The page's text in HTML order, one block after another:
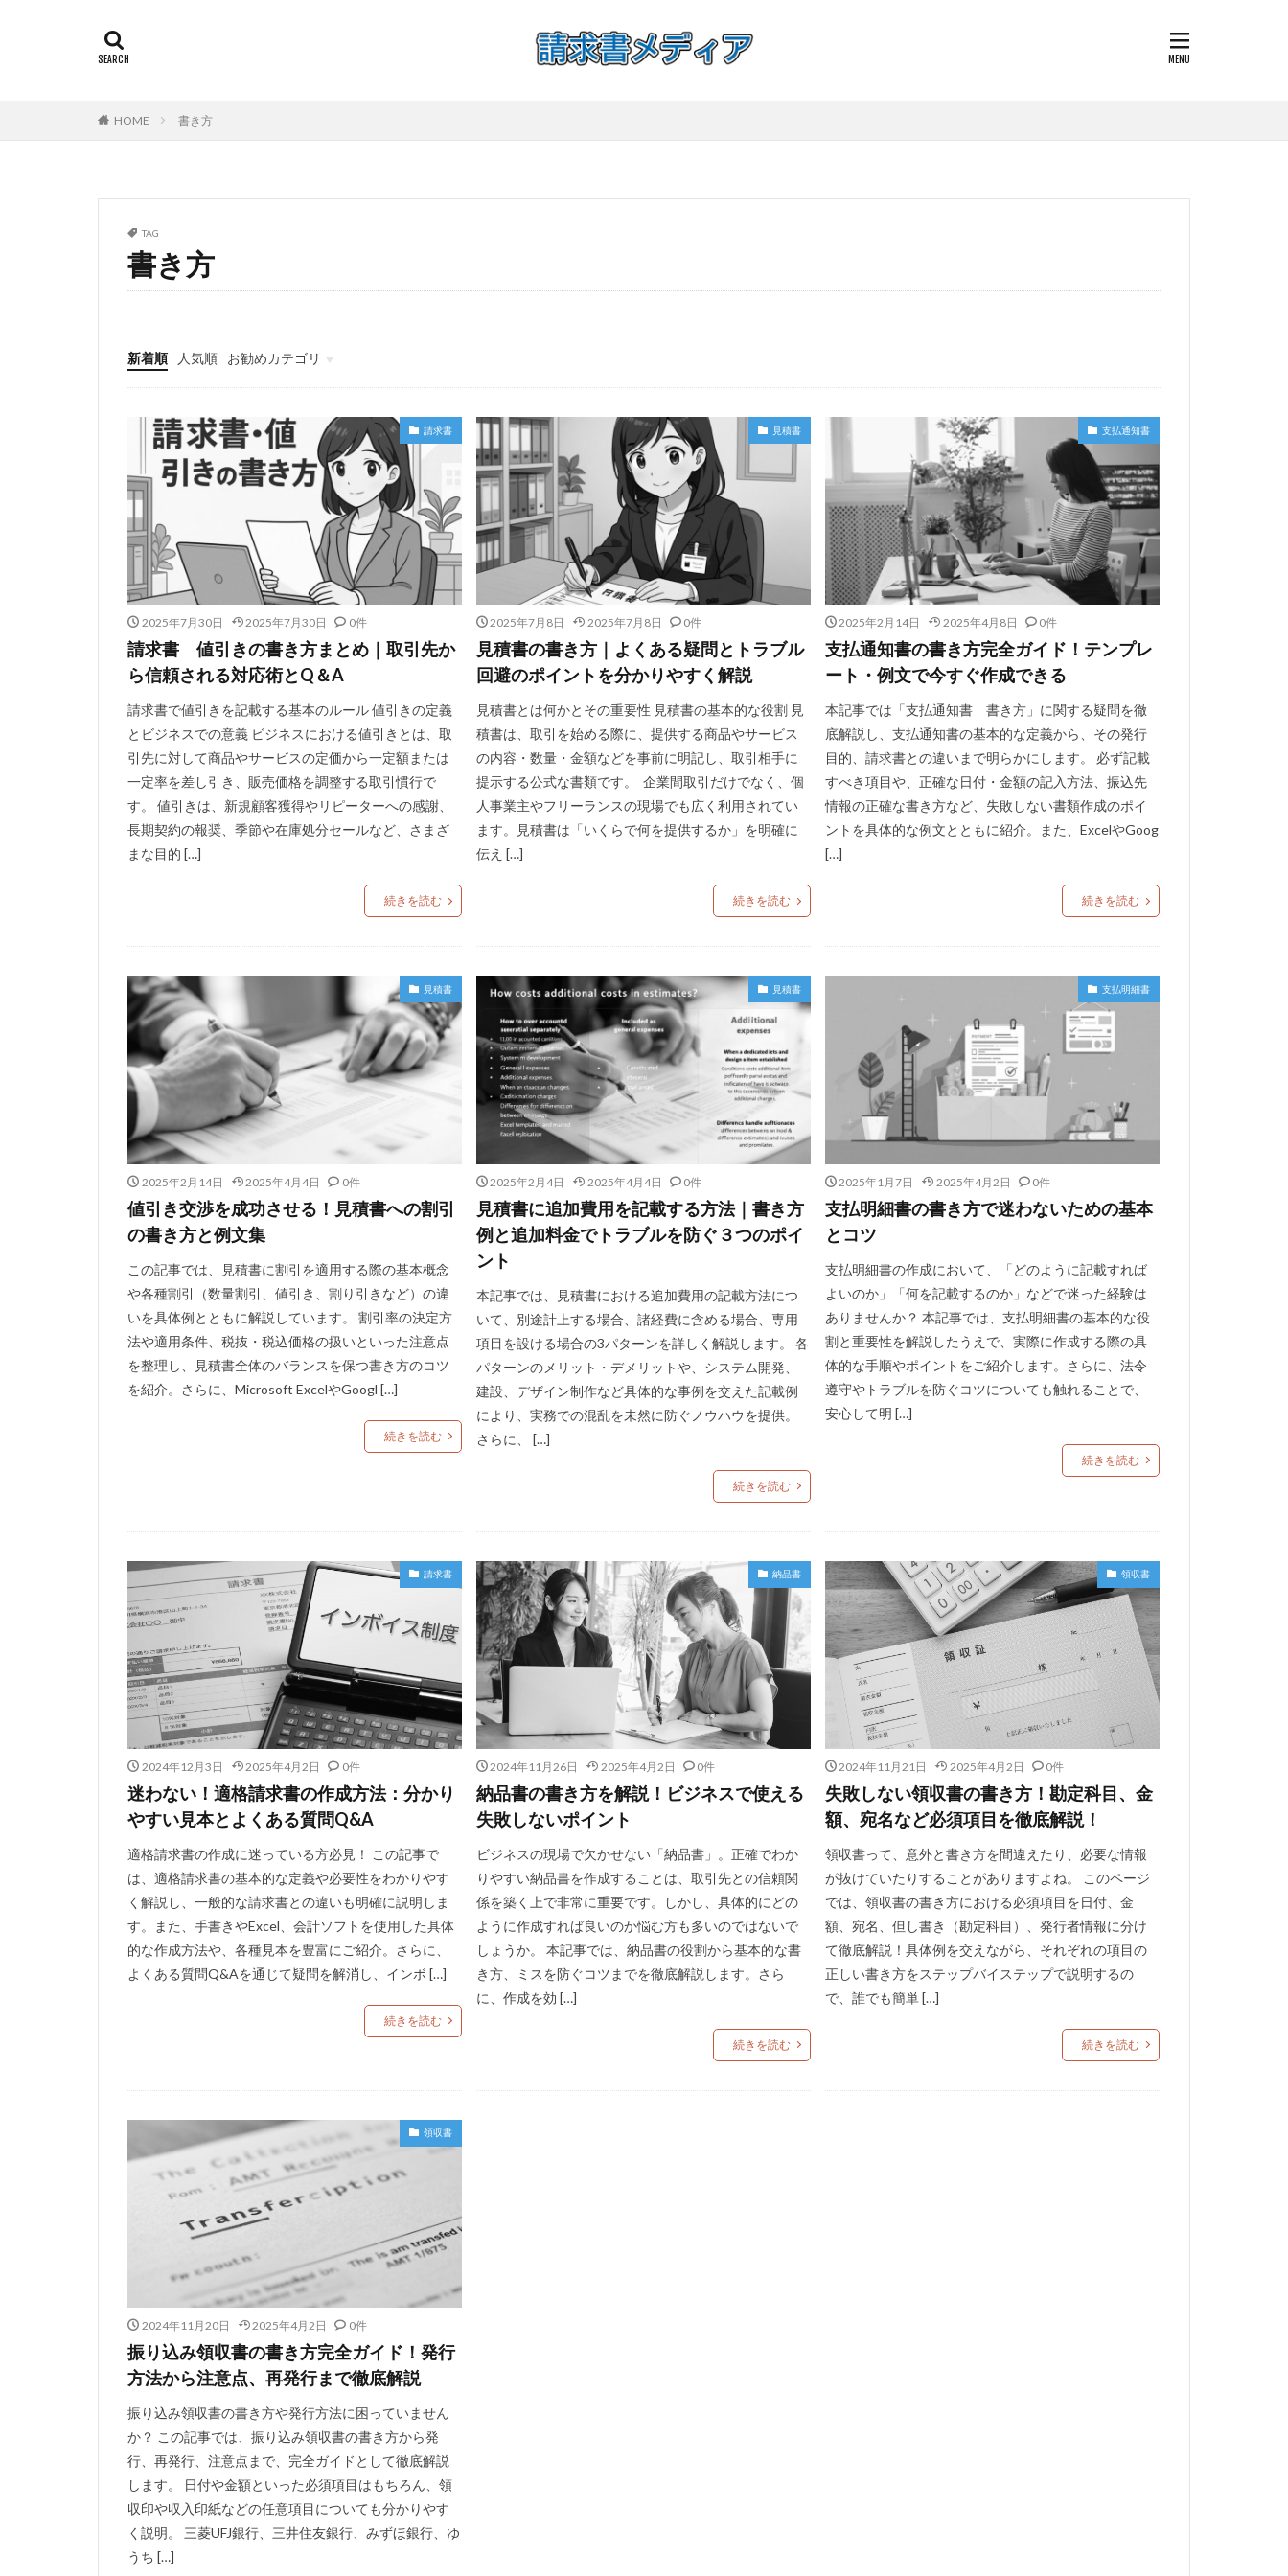
HOME 書き方
TAG
書き方
新着順 人気順
お勧めカテゴリ
見積書
納品書
請求書
freee
請求書
2025年7月30日 2025年7月30日 0件
請求書 値引きの書き方まとめ｜取引先か
ら信頼される対応術とQ＆A
請求書で値引きを記載する基本のルール 値引きの定義
とビジネスでの意義 ビジネスにおける値引きとは、取
引先に対して商品やサービスの定価から一定額または
一定率を差し引き、販売価格を調整する取引慣行で
す。 値引きは、新規顧客獲得やリピーターへの感謝、
長期契約の報奨、季節や在庫処分セールなど、さまざ
まな目的 […]
続きを読む
見積書
2025年7月8日 2025年7月8日 0件
見積書の書き方｜よくある疑問とトラブル
回避のポイントを分かりやすく解説
見積書とは何かとその重要性 見積書の基本的な役割 見
積書は、取引を始める際に、提供する商品やサービス
の内容・数量・金額などを事前に明記し、取引相手に
提示する公式な書類です。 企業間取引だけでなく、個
人事業主やフリーランスの現場でも広く利用されてい
ます。見積書は「いくらで何を提供するか」を明確に
伝え […]
続きを読む
支払通知書
2025年2月14日 2025年4月8日 0件
支払通知書の書き方完全ガイド！テンプレ
ート・例文で今すぐ作成できる
本記事では「支払通知書 書き方」に関する疑問を徹
底解説し、支払通知書の基本的な定義から、その発行
目的、請求書との違いまで明らかにします。 必ず記載
すべき項目や、正確な日付・金額の記入方法、振込先
情報の正確な書き方など、失敗しない書類作成のポイ
ントを具体的な例文とともに紹介。また、ExcelやGoog
[…]
続きを読む
見積書
2025年2月14日 2025年4月4日 0件
値引き交渉を成功させる！見積書への割引
の書き方と例文集
この記事では、見積書に割引を適用する際の基本概念
や各種割引（数量割引、値引き、割り引きなど）の違
いを具体例とともに解説しています。 割引率の決定方
法や適用条件、税抜・税込価格の扱いといった注意点
を整理し、見積書全体のバランスを保つ書き方のコツ
を紹介。さらに、Microsoft ExcelやGoogl […]
続きを読む
見積書
2025年2月4日 2025年4月4日 0件
見積書に追加費用を記載する方法｜書き方
例と追加料金でトラブルを防ぐ３つのポイ
ント
本記事では、見積書における追加費用の記載方法につ
いて、別途計上する場合、諸経費に含める場合、専用
項目を設ける場合の3パターンを詳しく解説します。 各
パターンのメリット・デメリットや、システム開発、
建設、デザイン制作など具体的な事例を交えた記載例
により、実務での混乱を未然に防ぐノウハウを提供。
さらに、 […]
続きを読む
支払明細書
2025年1月7日 2025年4月2日 0件
支払明細書の書き方で迷わないための基本
とコツ
支払明細書の作成において、「どのように記載すれば
よいのか」「何を記載するのか」などで迷った経験は
ありませんか？ 本記事では、支払明細書の基本的な役
割と重要性を解説したうえで、実際に作成する際の具
体的な手順やポイントをご紹介します。さらに、法令
遵守やトラブルを防ぐコツについても触れることで、
安心して明 […]
続きを読む
請求書
2024年12月3日 2025年4月2日 0件
迷わない！適格請求書の作成方法：分かり
やすい見本とよくある質問Q&A
適格請求書の作成に迷っている方必見！ この記事で
は、適格請求書の基本的な定義や必要性をわかりやす
く解説し、一般的な請求書との違いも明確に説明しま
す。また、手書きやExcel、会計ソフトを使用した具体
的な作成方法や、各種見本を豊富にご紹介。さらに、
よくある質問Q&Aを通じて疑問を解消し、インボ […]
続きを読む
納品書
2024年11月26日 2025年4月2日 0件
納品書の書き方を解説！ビジネスで使える
失敗しないポイント
ビジネスの現場で欠かせない「納品書」。正確でわか
りやすい納品書を作成することは、取引先との信頼関
係を築く上で非常に重要です。しかし、具体的にどの
ように作成すれば良いのか悩む方も多いのではないで
しょうか。 本記事では、納品書の役割から基本的な書
き方、ミスを防ぐコツまでを徹底解説します。さら
に、作成を効 […]
続きを読む
領収書
2024年11月21日 2025年4月2日 0件
失敗しない領収書の書き方！勘定科目、金
額、宛名など必須項目を徹底解説！
領収書って、意外と書き方を間違えたり、必要な情報
が抜けていたりすることがありますよね。 このページ
では、領収書の書き方における必須項目を日付、金
額、宛名、但し書き（勘定科目）、発行者情報に分け
て徹底解説！具体例を交えながら、それぞれの項目の
正しい書き方をステップバイステップで説明するの
で、誰でも簡単 […]
続きを読む
領収書
2024年11月20日 2025年4月2日 0件
振り込み領収書の書き方完全ガイド！発行
方法から注意点、再発行まで徹底解説
振り込み領収書の書き方や発行方法に困っていません
か？ この記事では、振り込み領収書の書き方から発
行、再発行、注意点まで、完全ガイドとして徹底解説
します。 日付や金額といった必須項目はもちろん、領
収印や収入印紙などの任意項目についても分かりやす
く説明。 三菱UFJ銀行、三井住友銀行、みずほ銀行、ゆ
うち […]